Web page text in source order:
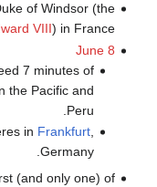
of Windsor (the
VIII) in France.
June 8
7 minutes of
the Pacific and
Peru.
in Frankfurt
Germany.
(and only one) of